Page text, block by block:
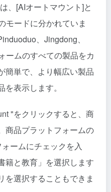
、[AIオートマウント]と
モードに分かれていま
、Jingdong、
ームのすべての製品をカ
簡単で、より幅広い製品
表示します。
"をクリックすると、商
商品プラットフォームの
ームにチェックを入
籍と教育」を選択します
を選択することもできま